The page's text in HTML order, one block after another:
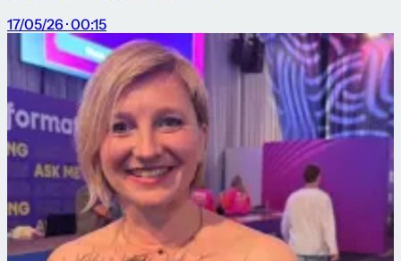
17/05/26 · 00:15